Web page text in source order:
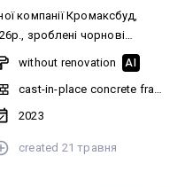
компанії Кромаксбуд,
зроблені чорнові
without renovation AI
cast-in-place concrete frame
2023
created 21 травня